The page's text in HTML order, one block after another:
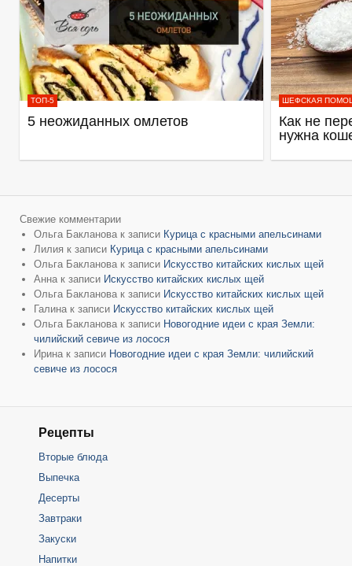
ТОП-5
5 неожиданных омлетов
ШЕФСКАЯ
Как не
нужна
Свежие комментарии
Ольга Бакланова к записи Курица с красными апельсинами
Лилия к записи Курица с красными апельсинами
Ольга Бакланова к записи Искусство китайских кислых щей
Анна к записи Искусство китайских кислых щей
Ольга Бакланова к записи Искусство китайских кислых щей
Галина к записи Искусство китайских кислых щей
Ольга Бакланова к записи Новогодние идеи с края Земли:
чилийский севиче из лосося
Ирина к записи Новогодние идеи с края Земли: чилийский
севиче из лосося
Рецепты
Вторые блюда
Выпечка
Десерты
Завтраки
Закуски
Напитки